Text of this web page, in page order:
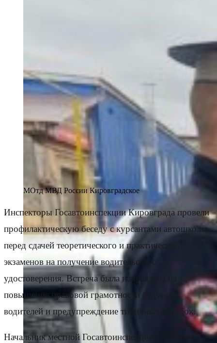
МОтд МВД России Кировградское
Инспекторы Госавтоинспекции Кировграда провели
профилактическую беседу с курсантами автошколы
перед сдачей теоретического и практического
экзаменов на получение водительского
удостоверения. Встреча была направлена на
повышение правовой грамотности будущих
водителей и предупреждение типичных ошибок.
Начальник местной Госавтоинспекции напомнил